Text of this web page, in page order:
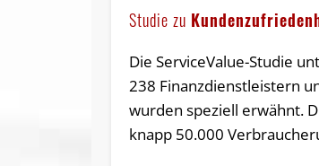
Studie zu
Die ServiceValue-Studie
238 Finanzdienstleistern
wurden speziell erwähnt.
knapp 50.000